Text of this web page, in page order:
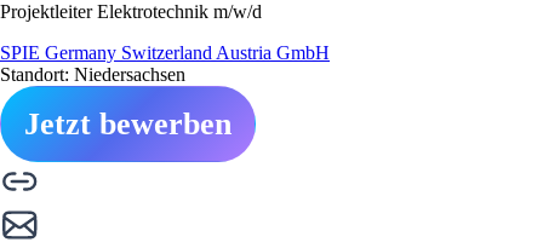
Projektleiter Elektrotechnik m/w/d
SPIE Germany Switzerland Austria GmbH
Standort: Niedersachsen
Jetzt bewerben